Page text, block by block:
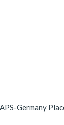
APS-Germany